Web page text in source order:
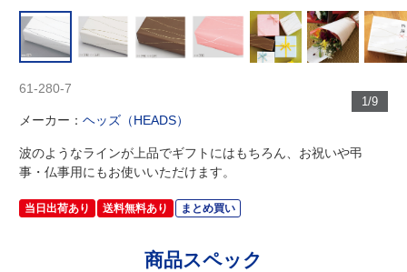
1/9
61-280-7
メーカー：ヘッズ（HEADS）
波のようなラインが上品でギフトにはもちろん、お祝いや弔
事・仏事用にもお使いいただけます。
当日出荷あり 送料無料あり まとめ買い
商品スペック